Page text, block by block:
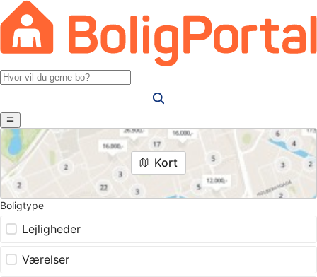
Kort
Boligtype
Lejligheder
Værelser